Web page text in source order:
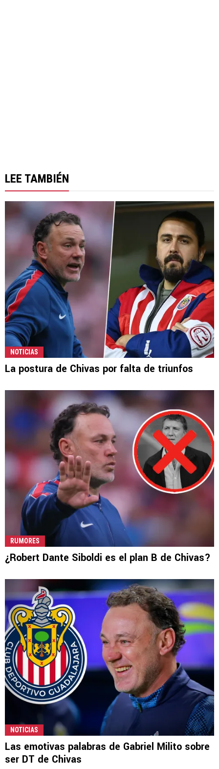
LEE TAMBIÉN
NOTICIAS
La postura de Chivas por falta de triunfos
RUMORES
¿Robert Dante Siboldi es el plan B de Chivas?
NOTICIAS
Las emotivas palabras de Gabriel Milito sobre
ser DT de Chivas